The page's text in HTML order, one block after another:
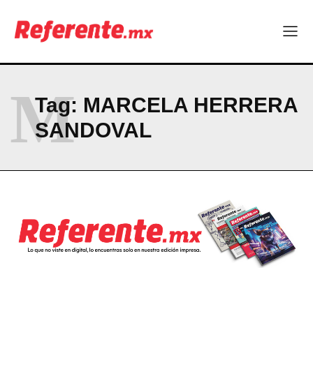
ABOUT
NEWSLETTER
Tag: MARCELA HERRERA
SANDOVAL
M